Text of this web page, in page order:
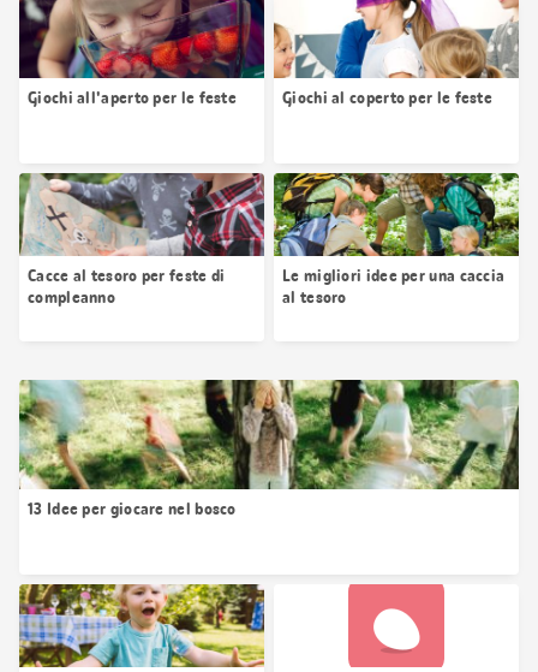
Giochi all'aperto per le feste Giochi al coperto per le feste
Cacce al tesoro per feste di
compleanno
Le migliori idee per una caccia
al tesoro
13 Idee per giocare nel bosco